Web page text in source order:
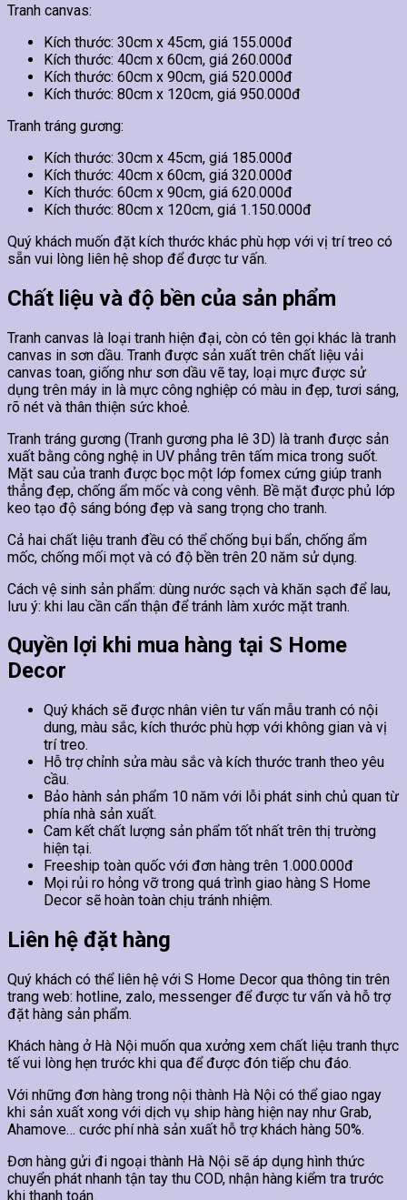
Tranh canvas:
Kích thước: 30cm x 45cm, giá 155.000đ
Kích thước: 40cm x 60cm, giá 260.000đ
Kích thước: 60cm x 90cm, giá 520.000đ
Kích thước: 80cm x 120cm, giá 950.000đ
Tranh tráng gương:
Kích thước: 30cm x 45cm, giá 185.000đ
Kích thước: 40cm x 60cm, giá 320.000đ
Kích thước: 60cm x 90cm, giá 620.000đ
Kích thước: 80cm x 120cm, giá 1.150.000đ
Quý khách muốn đặt kích thước khác phù hợp với vị trí treo có
sẵn vui lòng liên hệ shop để được tư vấn.
Chất liệu và độ bền của sản phẩm
Tranh canvas là loại tranh hiện đại, còn có tên gọi khác là tranh
canvas in sơn dầu. Tranh được sản xuất trên chất liệu vải
canvas toan, giống như sơn dầu vẽ tay, loại mực được sử
dụng trên máy in là mực công nghiệp có màu in đẹp, tươi sáng,
rõ nét và thân thiện sức khoẻ.
Tranh tráng gương (Tranh gương pha lê 3D) là tranh được sản
xuất bằng công nghệ in UV phẳng trên tấm mica trong suốt.
Mặt sau của tranh được bọc một lớp fomex cứng giúp tranh
thẳng đẹp, chống ẩm mốc và cong vênh. Bề mặt được phủ lớp
keo tạo độ sáng bóng đẹp và sang trọng cho tranh.
Cả hai chất liệu tranh đều có thể chống bụi bẩn, chống ẩm
mốc, chống mối mọt và có độ bền trên 20 năm sử dụng.
Cách vệ sinh sản phẩm: dùng nước sạch và khăn sạch để lau,
lưu ý: khi lau cần cẩn thận để tránh làm xước mặt tranh.
Quyền lợi khi mua hàng tại S Home
Decor
Quý khách sẽ được nhân viên tư vấn mẫu tranh có nội
dung, màu sắc, kích thước phù hợp với không gian và vị
trí treo.
Hỗ trợ chỉnh sửa màu sắc và kích thước tranh theo yêu
cầu.
Bảo hành sản phẩm 10 năm với lỗi phát sinh chủ quan từ
phía nhà sản xuất.
Cam kết chất lượng sản phẩm tốt nhất trên thị trường
hiện tại.
Freeship toàn quốc với đơn hàng trên 1.000.000đ
Mọi rủi ro hỏng vỡ trong quá trình giao hàng S Home
Decor sẽ hoàn toàn chịu tránh nhiệm.
Liên hệ đặt hàng
Quý khách có thể liên hệ với S Home Decor qua thông tin trên
trang web: hotline, zalo, messenger để được tư vấn và hỗ trợ
đặt hàng sản phẩm.
Khách hàng ở Hà Nội muốn qua xưởng xem chất liệu tranh thực
tế vui lòng hẹn trước khi qua để được đón tiếp chu đáo.
Với những đơn hàng trong nội thành Hà Nội có thể giao ngay
khi sản xuất xong với dịch vụ ship hàng hiện nay như Grab,
Ahamove… cước phí nhà sản xuất hỗ trợ khách hàng 50%.
Đơn hàng gửi đi ngoại thành Hà Nội sẽ áp dụng hình thức
chuyển phát nhanh tận tay thu COD, nhận hàng kiểm tra trước
khi thanh toán.